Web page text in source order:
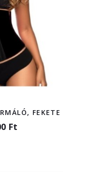
FEKETE
Ft